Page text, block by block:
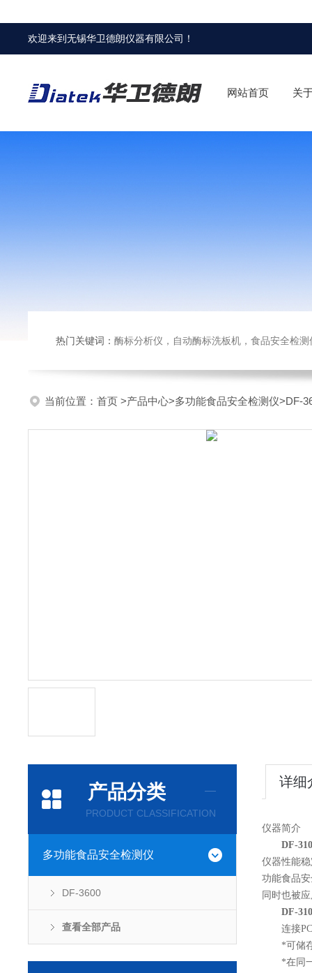
欢迎来到无锡华卫德朗仪器有限公司 ！
网站首页 关
热门关键词： 酶标分析仪，自动酶标洗板机，食品安全检测仪
当前位置： 首页 >产品中心>多功能食品安全检测仪>DF-
产品分类
PRODUCT CLASSIFICATION
多功能食品安全检测仪
DF-3600
查看全部产品
详细
仪器简介
DF-
仪器性能
功能食品
同时也被
DF-
连接PC
*可储存
*在同一